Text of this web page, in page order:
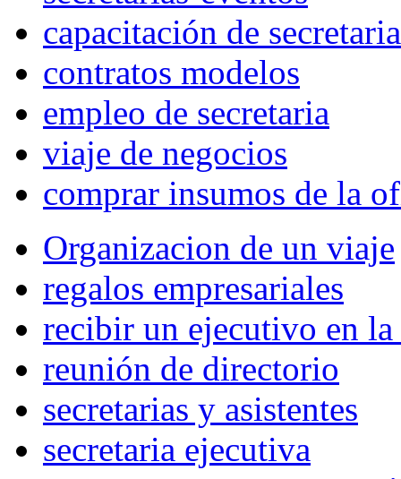
capacitación de
contratos modelos
empleo de secretaria
viaje de negocios
comprar insumos de la
Organizacion de un viaje
regalos empresariales
recibir un ejecutivo en la
reunión de directorio
secretarias y asistentes
secretaria ejecutiva